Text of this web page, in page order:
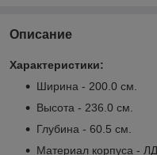
Описание
Характеристики:
Ширина - 200.0 см.
Высота - 236.0 см.
Глубина - 60.5 см.
Материал корпуса -